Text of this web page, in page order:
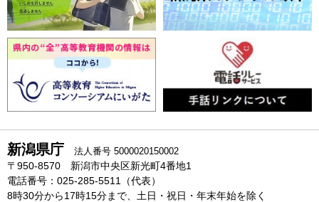
新潟県庁 法人番号 5000020150002
〒950-8570 新潟市中央区新光町4番地1
電話番号：025-285-5511（代表）
8時30分から17時15分まで、土日・祝日・年末年始を除く